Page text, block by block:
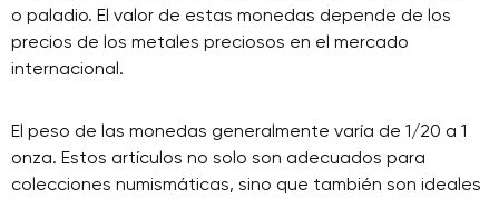
o paladio. El valor de estas monedas depende de los
precios de los metales preciosos en el mercado
internacional.
El peso de las monedas generalmente varía de 1/20 a 1
onza. Estos artículos no solo son adecuados para
colecciones numismáticas, sino que también son ideales